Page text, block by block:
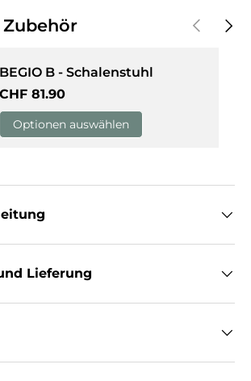
Zubehör Vorherige
BEGIO B - Schalenstuhl
Normaler Preis
CHF 81.90
Optionen auswählen
Lieferung